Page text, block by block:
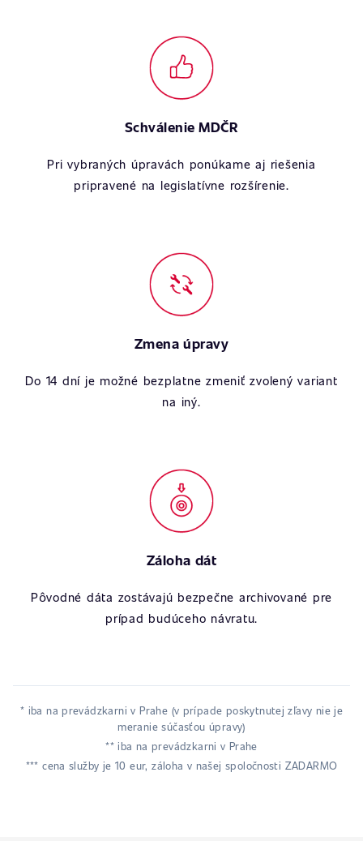
Schválenie MDČR
Pri vybraných úpravách ponúkame aj riešenia
pripravené na legislatívne rozšírenie.
Zmena úpravy
Do 14 dní je možné bezplatne zmeniť zvolený variant
na iný.
Záloha dát
Pôvodné dáta zostávajú bezpečne archivované pre
prípad budúceho návratu.
* iba na prevádzkarni v Prahe (v prípade poskytnutej zľavy nie je
meranie súčasťou úpravy)
** iba na prevádzkarni v Prahe
*** cena služby je 10 eur, záloha v našej spoločnosti ZADARMO